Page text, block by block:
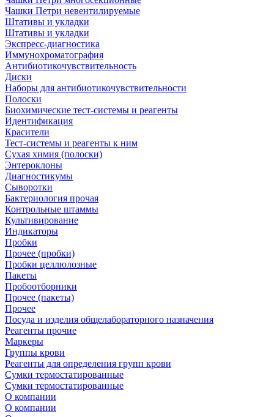
Чашки Петри невентилируемые
Штативы и укладки
Штативы и укладки
Экспресс-диагностика
Иммунохроматография
Антибиотикочувствительность
Диски
Наборы для антибиотикочувствительности
Полоски
Биохимические тест-системы и реагенты
Идентификация
Красители
Тест-системы и реагенты к ним
Сухая химия (полоски)
Энтероклоны
Диагностикумы
Сыворотки
Бактериология прочая
Контрольные штаммы
Культивирование
Индикаторы
Пробки
Прочее (пробки)
Пробки целлюлозные
Пакеты
Пробоотборники
Прочее (пакеты)
Прочее
Посуда и изделия общелабораторного назначения
Реагенты прочие
Маркеры
Группы крови
Реагенты для определения групп крови
Сумки термостатированные
Сумки термостатированные
О компании
О компании